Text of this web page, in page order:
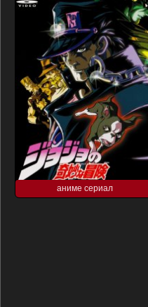
аниме сериал